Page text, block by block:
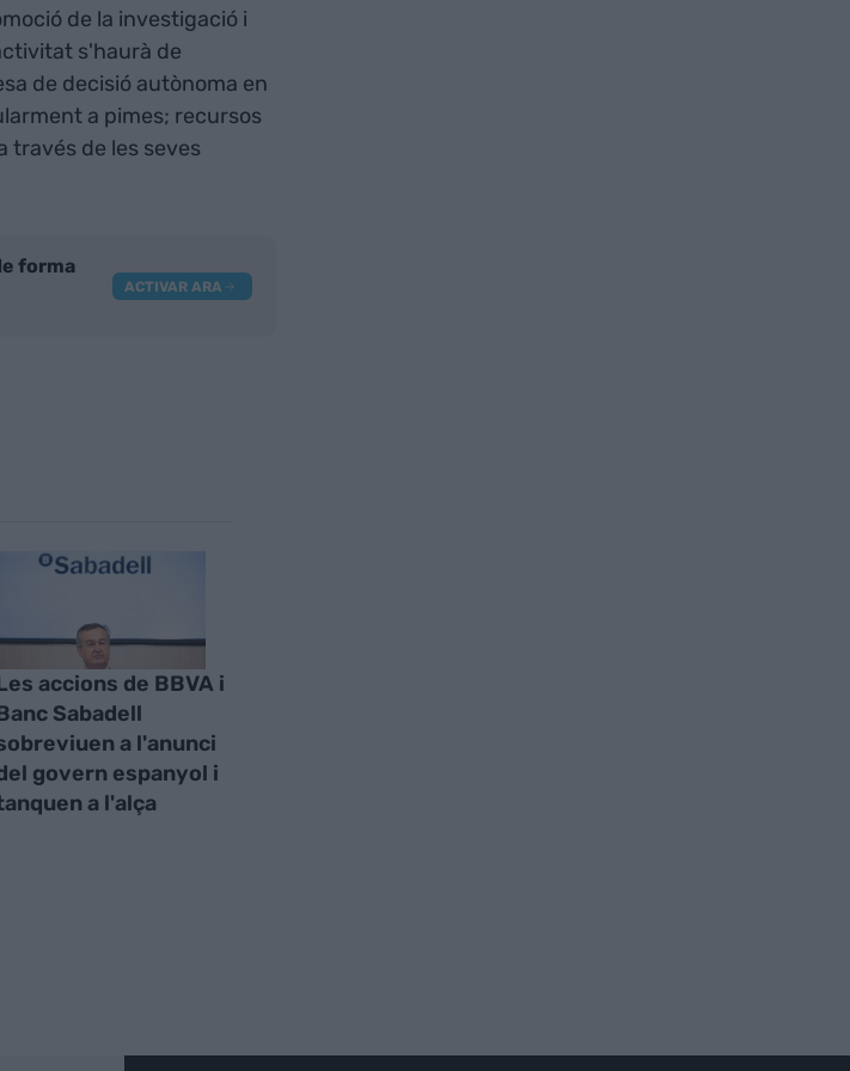
de la investigació i
s'haurà de
de decisió autònoma en
a pimes; recursos
través de les seves
forma
ACTIVAR ARA
accions de BBVA i
Sabadell
a l'anunci
govern espanyol i
a l'alça